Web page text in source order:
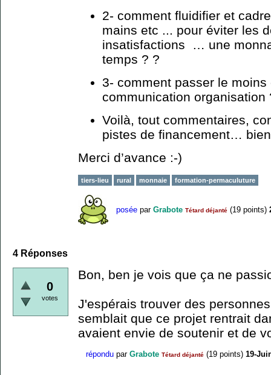
2- comment fluidifier et
mains etc ... pour éviter les
insatisfactions … une
temps ? ?
3- comment passer le
communication organisation
Voilà, tout commentaires,
pistes de financement…
Merci d’avance :-)
tiers-lieu rural monnaie formation-permaculuture
posée par Grabote Tétard déjanté (19 points)
4 Réponses
0
votes
Bon, ben je vois que ça ne
J'espérais trouver des
semblait que ce projet rentrait
avaient envie de soutenir et de
répondu par Grabote Tétard déjanté (19 points) 19-